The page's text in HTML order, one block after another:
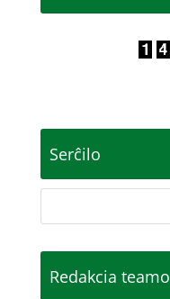
Serĉilo
Redakcia teamo